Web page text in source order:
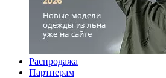
Распродажа
Партнерам